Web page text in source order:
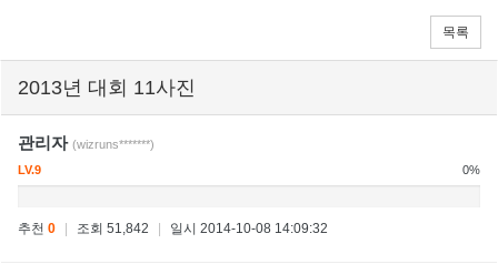
목록
2013년 대회 11사진
관리자 (wizruns*******)
LV.9
0%
추천 0 조회 51,842 일시 2014-10-08 14:09:32